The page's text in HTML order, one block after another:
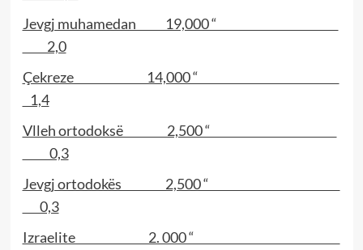
Jevgj muhamedan 19,000 “
2,0
Çekreze 14,000 “
1,4
Vlleh ortodoksë 2,500 “
0,3
Jevgj ortodokës 2,500 “
0,3
Izraelite 2. 000 “